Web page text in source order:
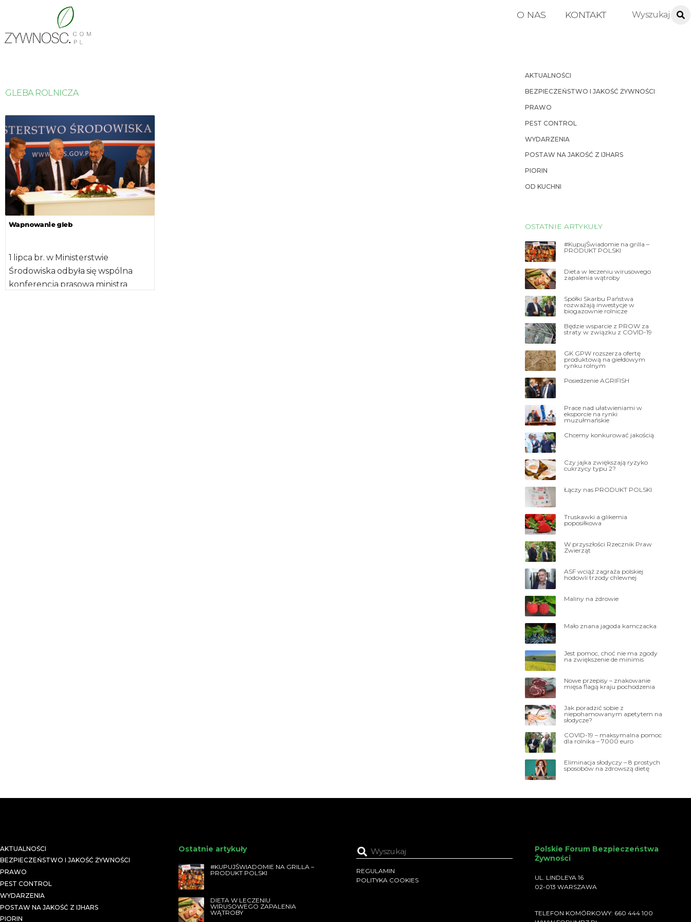
O NAS KONTAKT
GLEBA ROLNICZA
Wapnowanie gleb
1 lipca br. w Ministerstwie
Środowiska odbyła się wspólna
konferencja prasowa ministra
AKTUALNOŚCI
BEZPIECZEŃSTWO I JAKOŚĆ ŻYWNOŚCI
PRAWO
PEST CONTROL
WYDARZENIA
POSTAW NA JAKOŚĆ Z IJHARS
PIORIN
OD KUCHNI
OSTATNIE ARTYKUŁY
#KupujŚwiadomie na grilla –
PRODUKT POLSKI
Dieta w leczeniu wirusowego
zapalenia wątroby
Spółki Skarbu Państwa
rozważają inwestycje w
biogazownie rolnicze
Będzie wsparcie z PROW za
straty w związku z COVID-19
GK GPW rozszerza ofertę
produktową na giełdowym
rynku rolnym
Posiedzenie AGRIFISH
Prace nad ułatwieniami w
eksporcie na rynki
muzułmańskie
Chcemy konkurować jakością
Czy jajka zwiększają ryzyko
cukrzycy typu 2?
Łączy nas PRODUKT POLSKI
Truskawki a glikemia
poposiłkowa
W przyszłości Rzecznik Praw
Zwierząt
ASF wciąż zagraża polskiej
hodowli trzody chlewnej
Maliny na zdrowie
Mało znana jagoda kamczacka
Jest pomoc, choć nie ma zgody
na zwiększenie de minimis
Nowe przepisy – znakowanie
mięsa flagą kraju pochodzenia
Jak poradzić sobie z
niepohamowanym apetytem na
słodycze?
COVID-19 – maksymalna pomoc
dla rolnika – 7000 euro
Eliminacja słodyczy – 8 prostych
sposobów na zdrowszą dietę
AKTUALNOŚCI
BEZPIECZEŃSTWO I JAKOŚĆ ŻYWNOŚCI
PRAWO
PEST CONTROL
WYDARZENIA
POSTAW NA JAKOŚĆ Z IJHARS
PIORIN
Ostatnie artykuły
#KUPUJŚWIADOMIE NA GRILLA –
PRODUKT POLSKI
DIETA W LECZENIU
WIRUSOWEGO ZAPALENIA
WĄTROBY
REGULAMIN
POLITYKA COOKIES
Polskie Forum Bezpieczeństwa
Żywności
UL. LINDLEYA 16
02-013 WARSZAWA
TELEFON KOMÓRKOWY: 660 444 100